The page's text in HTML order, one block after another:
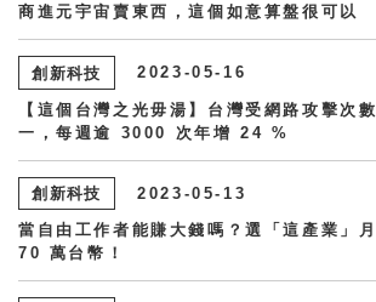
商進元宇宙賣東西，這個如意算盤很可以
創新科技
2023-05-16
【這個台灣之光毋湯】台灣受網路攻擊次
一，每週逾 3000 次年增 24 %
創新科技
2023-05-13
當自由工作者能賺大錢嗎？選「這產業」
70 萬台幣！